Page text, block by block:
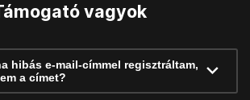
vagyok
hibás e-mail-címmel regisztráltam,
a címet?